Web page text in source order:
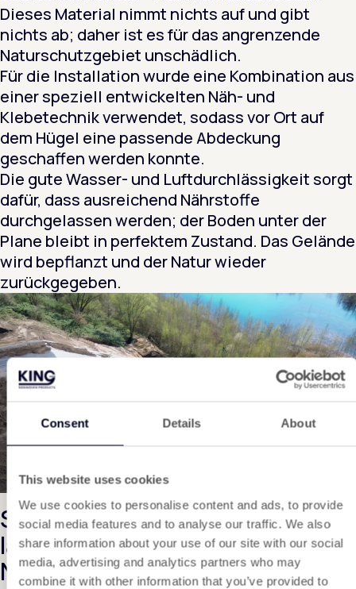
Consent Details About
This website uses cookies
We use cookies to personalise content and ads, to provide
social media features and to analyse our traffic. We also
share information about your use of our site with our social
media, advertising and analytics partners who may
combine it with other information that you’ve provided to
Dieses Material nimmt nichts auf und gibt
nichts ab; daher ist es für das angrenzende
Naturschutzgebiet unschädlich.
Für die Installation wurde eine Kombination aus
einer speziell entwickelten Näh- und
Klebetechnik verwendet, sodass vor Ort auf
dem Hügel eine passende Abdeckung
geschaffen werden konnte.
Die gute Wasser- und Luftdurchlässigkeit sorgt
dafür, dass ausreichend Nährstoffe
durchgelassen werden; der Boden unter der
Plane bleibt in perfektem Zustand. Das Gelände
wird bepflanzt und der Natur wieder
zurückgegeben.
Sind Sie neugierig, was gerade
läuft? Hier finden Sie alle unsere
Neuigkeiten.